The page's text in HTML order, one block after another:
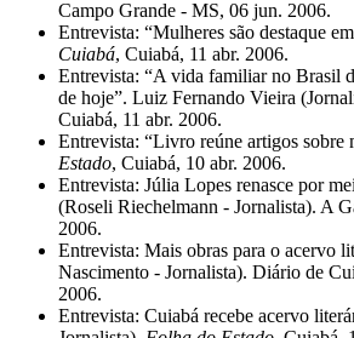
Campo Grande - MS, 06 jun. 2006.
Entrevista: “Mulheres são destaque
Cuiabá, Cuiabá, 11 abr. 2006.
Entrevista: “A vida familiar no Brasil
de hoje”. Luiz Fernando Vieira
Cuiabá, 11 abr. 2006.
Entrevista: “Livro reúne artigos sobre
Estado, Cuiabá, 10 abr. 2006.
Entrevista: Júlia Lopes renasce por
(Roseli Riechelmann - Jornalista). A
2006.
Entrevista: Mais obras para o acervo
Nascimento - Jornalista). Diário de
2006.
Entrevista: Cuiabá recebe acervo